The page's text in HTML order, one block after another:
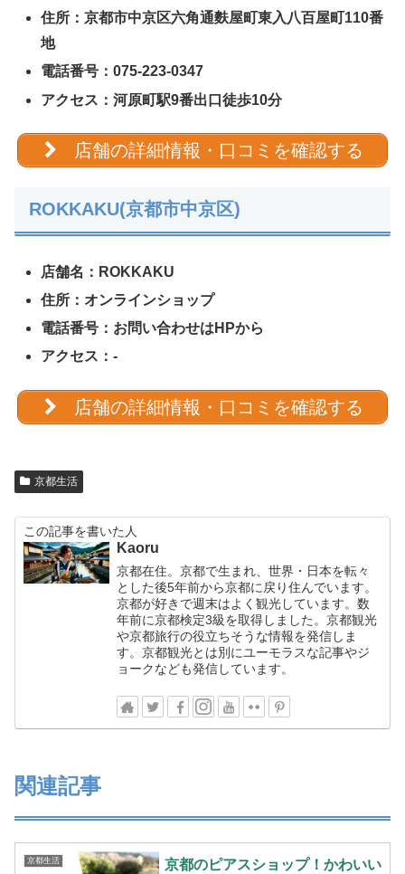
住所：京都市中京区六角通麩屋町東入八百屋町110番
地
電話番号：075-223-0347
アクセス：河原町駅9番出口徒歩10分
店舗の詳細情報・口コミを確認する
ROKKAKU(京都市中京区)
店舗名：ROKKAKU
住所：オンラインショップ
電話番号：お問い合わせはHPから
アクセス：-
店舗の詳細情報・口コミを確認する
京都生活
この記事を書いた人
Kaoru
京都在住。京都で生まれ、世界・日本を転々
とした後5年前から京都に戻り住んでいます。
京都が好きで週末はよく観光しています。数
年前に京都検定3級を取得しました。京都観光
や京都旅行の役立ちそうな情報を発信しま
す。京都観光とは別にユーモラスな記事やジ
ョークなども発信しています。
関連記事
京都生活
京都のピアスショップ！かわいい